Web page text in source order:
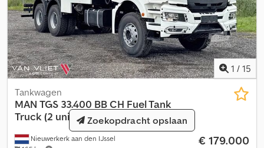
1 / 15
Nieuwerkerk aan den IJssel
Tankwagen
MAN TGS 33.400 BB CH Fuel Tank
Truck (2 units)
€ 179.000
Zoekopdracht opslaan